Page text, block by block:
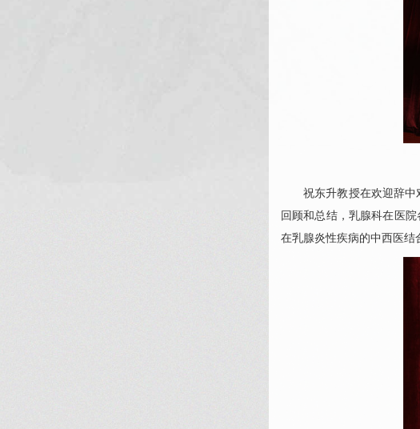
祝东升教授在欢迎辞中
回顾和总结， 乳腺科在医院
在乳腺炎性疾病的中西医结